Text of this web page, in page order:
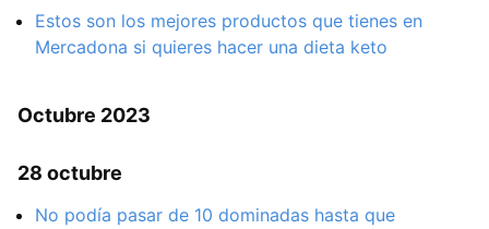
Estos son los mejores productos que tienes en
Mercadona si quieres hacer una dieta keto
Octubre 2023
28 octubre
No podía pasar de 10 dominadas hasta que